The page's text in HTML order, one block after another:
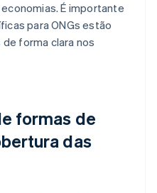
É importante
para ONGs estão
forma clara nos
formas de
das